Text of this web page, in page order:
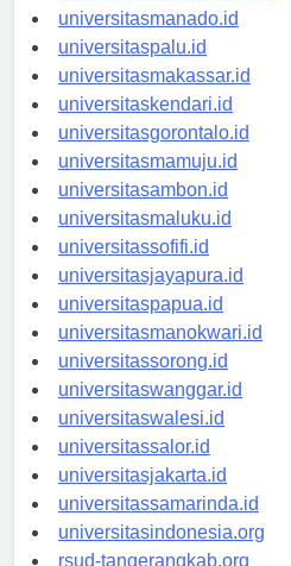
universitastanjungselor.id
universitasmanado.id
universitaspalu.id
universitasmakassar.id
universitaskendari.id
universitasgorontalo.id
universitasmamuju.id
universitasambon.id
universitasmaluku.id
universitassofifi.id
universitasjayapura.id
universitaspapua.id
universitasmanokwari.id
universitassorong.id
universitaswanggar.id
universitaswalesi.id
universitassalor.id
universitasjakarta.id
universitassamarinda.id
universitasindonesia.org